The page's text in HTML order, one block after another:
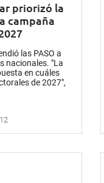
priorizó la
campaña
las PASO a
nacionales. "La
en cuáles
de 2027",